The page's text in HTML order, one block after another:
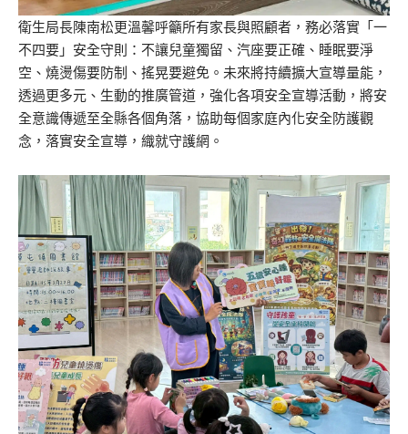
衛生局長陳南松更溫馨呼籲所有家長與照顧者，務必落實「一
不四要」安全守則：不讓兒童獨留、汽座要正確、睡眠要淨
空、燒燙傷要防制、搖晃要避免。未來將持續擴大宣導量能，
透過更多元、生動的推廣管道，強化各項安全宣導活動，將安
全意識傳遞至全縣各個角落，協助每個家庭內化安全防護觀
念，落實安全宣導，織就守護網。